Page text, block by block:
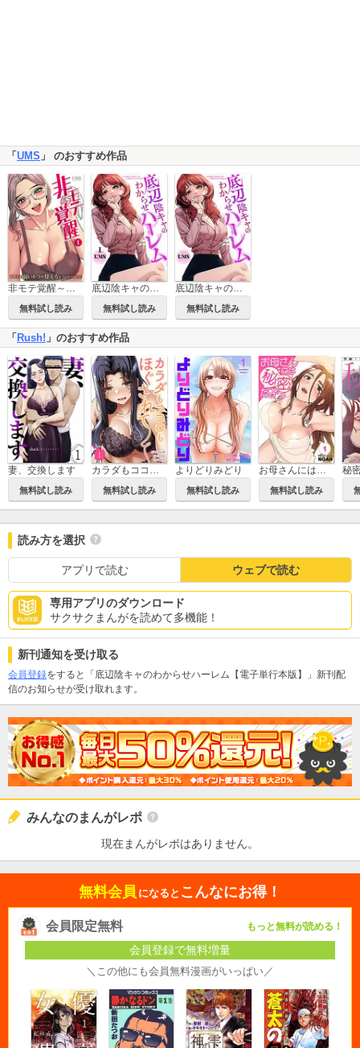
「 UMS 」 のおすすめ作品
非モテ覚醒～あの子の弱いトコが見えるようになりました～
無料試し読み
底辺陰キャのわからせハーレム
無料試し読み
底辺陰キャのわからせハーレム【タテヨミ】
無料試し読み
「 Rush! 」のおすすめ作品
妻、交換します
無料試し読み
カラダもココロもほぐされて【電子単行本版】
無料試し読み
よりどりみどり
無料試し読み
お母さんには秘密だよ？【電子単行本版】
無料試し読み
秘
読み方を選択
アプリで読む ウェブで読む
専用アプリのダウンロード
サクサクまんがを読めて多機能！
新刊通知を受け取る
会員登録をすると「底辺陰キャのわからせハーレム【電子単行本版】」新刊配
信のお知らせが受け取れます。
みんなのまんがレポ
現在まんがレポはありません。
無料会員 になると こんなにお得！
会員限定無料 もっと無料が読める！
会員登録で無料増量
＼この他にも会員無料漫画がいっぱい／